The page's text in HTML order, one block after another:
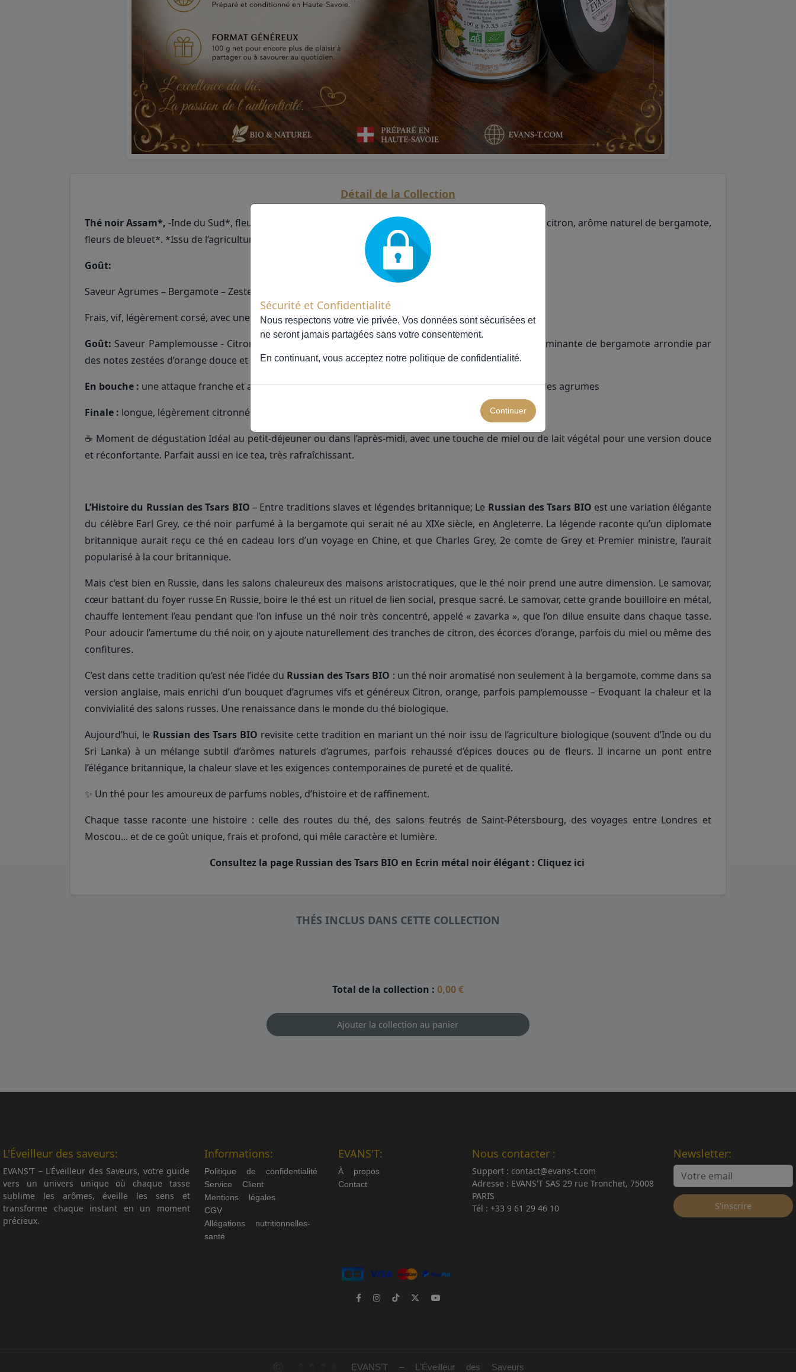
Sécurité et Confidentialité
Nous respectons votre vie privée. Vos données sont sécurisées et
ne seront jamais partagées sans votre consentement.
En continuant, vous acceptez notre politique de confidentialité.
Continuer
Détail de la Collection
Thé noir Assam*, -Inde du Sud*, fleurs de souci*, arôme naturel de pamplemousse, arôme naturel de citron, arôme naturel de bergamote,
fleurs de bleuet*. *Issu de l‘agriculture biologique
Goût:
Saveur Agrumes – Bergamote – Zestes Frais, vif, légèrement corsé, avec une belle longueur en bouche
Frais, vif, légèrement corsé, avec une belle longueur en bouche
Goût: Saveur Pamplemousse - Citron - Bergamote Profil aromatique Nez : frais, intense, avec une dominante de bergamote arrondie par
des notes zestées d’orange douce et de citron jaune
En bouche : une attaque franche et aromatique, équilibrée entre l’amertume du thé noir et la vivacité des agrumes
Finale : longue, légèrement citronnée, avec une pointe épicée selon les mélanges
☕️ Moment de dégustation Idéal au petit-déjeuner ou dans l’après-midi, avec une touche de miel ou de lait végétal pour une version douce
et réconfortante. Parfait aussi en ice tea, très rafraîchissant.
L’Histoire du Russian des Tsars BIO – Entre traditions slaves et légendes britannique; Le Russian des Tsars BIO est une variation élégante
du célèbre Earl Grey, ce thé noir parfumé à la bergamote qui serait né au XIXe siècle, en Angleterre. La légende raconte qu’un diplomate
britannique aurait reçu ce thé en cadeau lors d’un voyage en Chine, et que Charles Grey, 2e comte de Grey et Premier ministre, l’aurait
popularisé à la cour britannique.
Mais c’est bien en Russie, dans les salons chaleureux des maisons aristocratiques, que le thé noir prend une autre dimension. Le samovar,
cœur battant du foyer russe En Russie, boire le thé est un rituel de lien social, presque sacré. Le samovar, cette grande bouilloire en métal,
chauffe lentement l’eau pendant que l’on infuse un thé noir très concentré, appelé « zavarka », que l’on dilue ensuite dans chaque tasse.
Pour adoucir l’amertume du thé noir, on y ajoute naturellement des tranches de citron, des écorces d’orange, parfois du miel ou même des
confitures.
C’est dans cette tradition qu’est née l’idée du Russian des Tsars BIO : un thé noir aromatisé non seulement à la bergamote, comme dans sa
version anglaise, mais enrichi d’un bouquet d’agrumes vifs et généreux Citron, orange, parfois pamplemousse – Evoquant la chaleur et la
convivialité des salons russes. Une renaissance dans le monde du thé biologique.
Aujourd’hui, le Russian des Tsars BIO revisite cette tradition en mariant un thé noir issu de l’agriculture biologique (souvent d’Inde ou du
Sri Lanka) à un mélange subtil d’arômes naturels d’agrumes, parfois rehaussé d’épices douces ou de fleurs. Il incarne un pont entre
l’élégance britannique, la chaleur slave et les exigences contemporaines de pureté et de qualité.
✨ Un thé pour les amoureux de parfums nobles, d’histoire et de raffinement.
Chaque tasse raconte une histoire : celle des routes du thé, des salons feutrés de Saint-Pétersbourg, des voyages entre Londres et
Moscou... et de ce goût unique, frais et profond, qui mêle caractère et lumière.
Consultez la page Russian des Tsars BIO en Ecrin métal noir élégant : Cliquez ici
THÉS INCLUS DANS CETTE COLLECTION
Total de la collection : 0,00 €
Ajouter la collection au panier
L'Éveilleur des saveurs:
EVANS'T – L'Éveilleur des Saveurs, votre guide
vers un univers unique où chaque tasse
sublime les arômes, éveille les sens et
transforme chaque instant en un moment
précieux.
Informations:
Politique de confidentialité
Service Client
Mentions légales
CGV
Allégations nutritionnelles-
santé
EVANS'T:
À propos
Contact
Nous contacter :
Support : contact@evans-t.com
Adresse : EVANS'T SAS 29 rue Tronchet, 75008
PARIS
Tél : +33 9 61 29 46 10
Newsletter:
S'inscrire
© 2026 EVANS'T – L'Éveilleur des Saveurs